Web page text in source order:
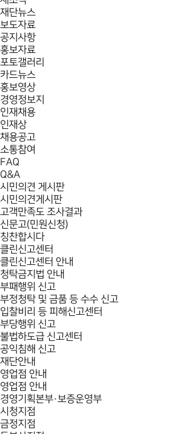
재단뉴스
보도자료
공지사항
홍보자료
포토갤러리
카드뉴스
홍보영상
경영정보지
인재채용
인재상
채용공고
소통참여
FAQ
Q&A
시민의견 게시판
시민의견게시판
고객만족도 조사결과
신문고(민원신청)
칭찬합시다
클린신고센터
클린신고센터 안내
청탁금지법 안내
부패행위 신고
부정청탁 및 금품 등 수수 신고
입찰비리 등 피해신고센터
부당행위 신고
불법하도급 신고센터
공익침해 신고
재단안내
영업점 안내
영업점 안내
경영기획본부·보증운영부
시청지점
금정지점